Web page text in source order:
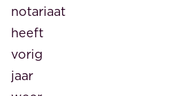
notariaat
heeft
vorig
jaar